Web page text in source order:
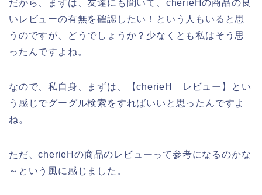
だから、まずは、友達にも聞いて、cherieHの商品の良
いレビューの有無を確認したい！という人もいると思
うのですが、どうでしょうか？少なくとも私はそう思
ったんですよね。
なので、私自身、まずは、【cherieH レビュー】とい
う感じでグーグル検索をすればいいと思ったんですよ
ね。
ただ、cherieHの商品のレビューって参考になるのかな
～という風に感じました。